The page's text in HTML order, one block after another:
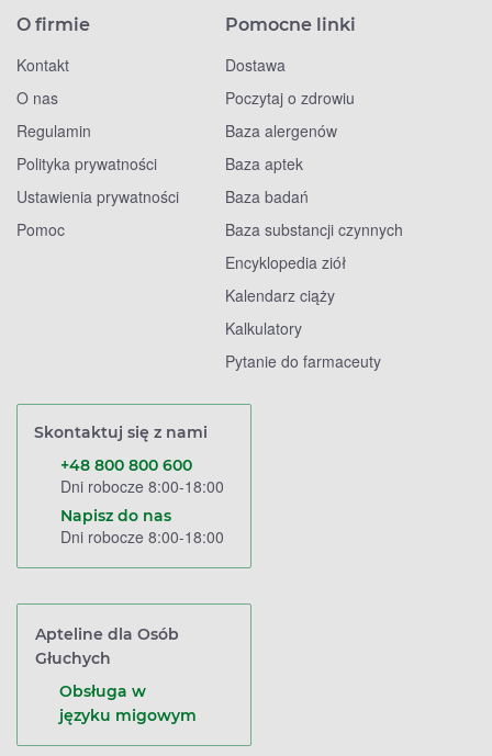
O firmie
Kontakt
O nas
Regulamin
Polityka prywatności
Ustawienia prywatności
Pomoc
Pomocne linki
Dostawa
Poczytaj o zdrowiu
Baza alergenów
Baza aptek
Baza badań
Baza substancji czynnych
Encyklopedia ziół
Kalendarz ciąży
Kalkulatory
Pytanie do farmaceuty
Skontaktuj się z nami
+48 800 800 600
Dni robocze 8:00-18:00
Napisz do nas
Dni robocze 8:00-18:00
Apteline dla Osób
Głuchych
Obsługa w
języku migowym